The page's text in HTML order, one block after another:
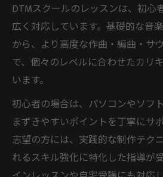
DTMスクールのレッスンは、初心
広く対応しています。基礎的な音
から、より高度な作曲・編曲・サ
で、個々のレベルに合わせたカリ
います。
初心者の場合は、パソコンやソフ
まずきやすいポイントを丁寧にサ
志望の方には、実践的な制作テク
れるスキル強化に特化した指導が